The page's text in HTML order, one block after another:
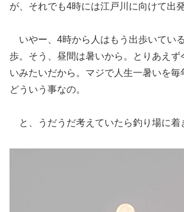
が、それでも4時には江戸川に向けて出
いやー、4時から人はもう出歩いてい
歩。そう、昼間は暑いから。とりあえず
いみたいだから。マジで人生一暑いを毎
どういう事なの。
と、うだうだ考えていたら釣り場に着